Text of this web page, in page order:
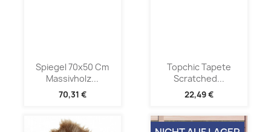
Spiegel 70x50 Cm
Massivholz...
70,31 €
Topchic Tapete
Scratched...
22,49 €